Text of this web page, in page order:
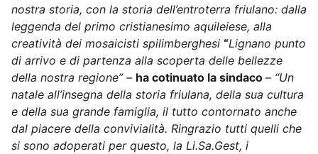
nostra storia, con la storia dell’entroterra friulano: dalla
leggenda del primo cristianesimo aquileiese, alla
creatività dei mosaicisti spilimberghesi “Lignano punto
di arrivo e di partenza alla scoperta delle bellezze
della nostra regione” – ha cotinuato la sindaco – “Un
natale all’insegna della storia friulana, della sua cultura
e della sua grande famiglia, il tutto contornato anche
dal piacere della convivialità. Ringrazio tutti quelli che
si sono adoperati per questo, la Li.Sa.Gest, i